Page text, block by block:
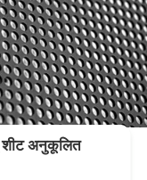
शीट अनुकूलित